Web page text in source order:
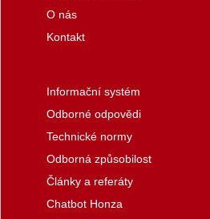
O nás
Kontakt
Informační systém
Odborné odpovědi
Technické normy
Odborná způsobilost
Články a referáty
Chatbot Honza